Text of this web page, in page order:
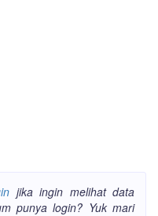
jika ingin melihat data
punya login? Yuk mari